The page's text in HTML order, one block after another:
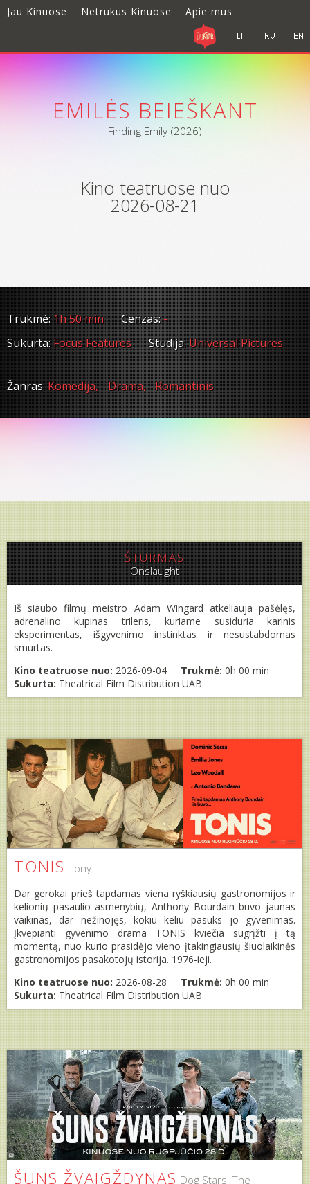
Jau Kinuose Netrukus Kinuose Apie mus
EMILĖS BEIEŠKANT
Finding Emily (2026)
Kino teatruose nuo
2026-08-21
Trukmė: 1h 50 min Cenzas:-
Sukurta: Focus Features Studija:Universal Pictures
Žanras: Komedija, Drama, Romantinis
ŠTURMAS
Onslaught
Iš siaubo filmų meistro Adam Wingard atkeliauja pašėlęs,
adrenalino kupinas trileris, kuriame susiduria karinis
eksperimentas, išgyvenimo instinktas ir nesustabdomas
smurtas.
Kino teatruose nuo: 2026-09-04 Trukmė: 0h 00 min
Sukurta: Theatrical Film Distribution UAB
TONIS Tony
Dar gerokai prieš tapdamas viena ryškiausių gastronomijos ir
kelionių pasaulio asmenybių, Anthony Bourdain buvo jaunas
vaikinas, dar nežinojęs, kokiu keliu pasuks jo gyvenimas.
Įkvepianti gyvenimo drama TONIS kviečia sugrįžti į tą
momentą, nuo kurio prasidėjo vieno įtakingiausių šiuolaikinės
gastronomijos pasakotojų istorija. 1976-ieji.
Kino teatruose nuo: 2026-08-28 Trukmė: 0h 00 min
Sukurta: Theatrical Film Distribution UAB
ŠUNS ŽVAIGŽDYNAS Dog Stars, The